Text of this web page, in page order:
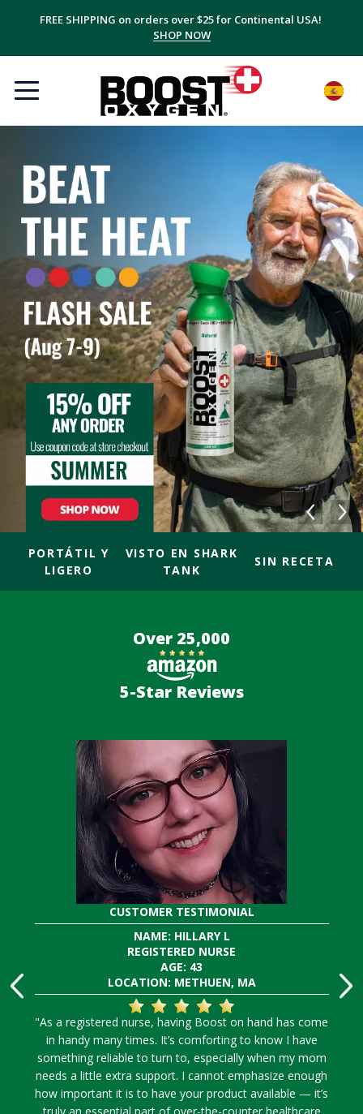
FREE SHIPPING on orders over $25 for Continental USA!
SHOP NOW
PORTÁTIL Y
LIGERO
VISTO EN SHARK
TANK
SIN RECETA
Over 25,000
5-Star Reviews
CUSTOMER TESTIMONIAL
NAME: HILLARY L
REGISTERED NURSE
AGE: 43
LOCATION: METHUEN, MA
"As a registered nurse, having Boost on hand has come
in handy many times. It’s comforting to know I have
something reliable to turn to, especially when my mom
needs a little extra support. I cannot emphasize enough
how important it is to have your product available — it’s